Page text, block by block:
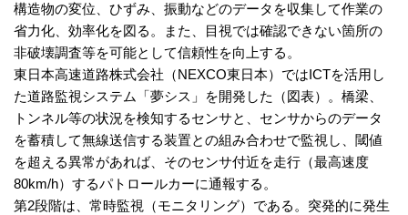
構造物の変位、ひずみ、振動などのデータを収集して作業の
省力化、効率化を図る。また、目視では確認できない箇所の
非破壊調査等を可能として信頼性を向上する。
東日本高速道路株式会社（NEXCO東日本）ではICTを活用し
た道路監視システム「夢シス」を開発した（図表）。橋梁、
トンネル等の状況を検知するセンサと、センサからのデータ
を蓄積して無線送信する装置との組み合わせで監視し、閾値
を超える異常があれば、そのセンサ付近を走行（最高速度
80km/h）するパトロールカーに通報する。
第2段階は、常時監視（モニタリング）である。突発的に発生